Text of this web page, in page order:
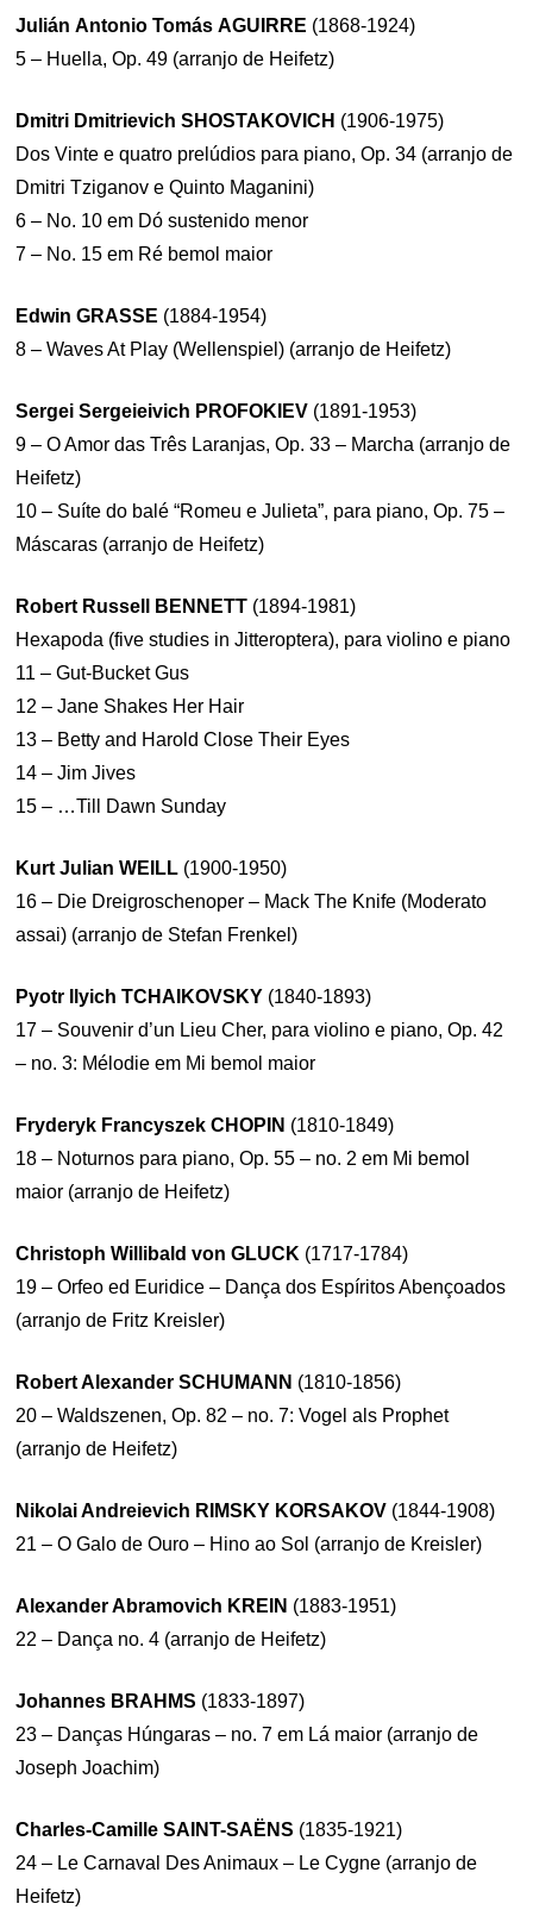
Julián Antonio Tomás AGUIRRE (1868-1924)
5 – Huella, Op. 49 (arranjo de Heifetz)
Dmitri Dmitrievich SHOSTAKOVICH (1906-1975)
Dos Vinte e quatro prelúdios para piano, Op. 34 (arranjo de
Dmitri Tziganov e Quinto Maganini)
6 – No. 10 em Dó sustenido menor
7 – No. 15 em Ré bemol maior
Edwin GRASSE (1884-1954)
8 – Waves At Play (Wellenspiel) (arranjo de Heifetz)
Sergei Sergeieivich PROFOKIEV (1891-1953)
9 – O Amor das Três Laranjas, Op. 33 – Marcha (arranjo de
Heifetz)
10 – Suíte do balé “Romeu e Julieta”, para piano, Op. 75 –
Máscaras (arranjo de Heifetz)
Robert Russell BENNETT (1894-1981)
Hexapoda (five studies in Jitteroptera), para violino e piano
11 – Gut-Bucket Gus
12 – Jane Shakes Her Hair
13 – Betty and Harold Close Their Eyes
14 – Jim Jives
15 – …Till Dawn Sunday
Kurt Julian WEILL (1900-1950)
16 – Die Dreigroschenoper – Mack The Knife (Moderato
assai) (arranjo de Stefan Frenkel)
Pyotr Ilyich TCHAIKOVSKY (1840-1893)
17 – Souvenir d’un Lieu Cher, para violino e piano, Op. 42
– no. 3: Mélodie em Mi bemol maior
Fryderyk Francyszek CHOPIN (1810-1849)
18 – Noturnos para piano, Op. 55 – no. 2 em Mi bemol
maior (arranjo de Heifetz)
Christoph Willibald von GLUCK (1717-1784)
19 – Orfeo ed Euridice – Dança dos Espíritos Abençoados
(arranjo de Fritz Kreisler)
Robert Alexander SCHUMANN (1810-1856)
20 – Waldszenen, Op. 82 – no. 7: Vogel als Prophet
(arranjo de Heifetz)
Nikolai Andreievich RIMSKY KORSAKOV (1844-1908)
21 – O Galo de Ouro – Hino ao Sol (arranjo de Kreisler)
Alexander Abramovich KREIN (1883-1951)
22 – Dança no. 4 (arranjo de Heifetz)
Johannes BRAHMS (1833-1897)
23 – Danças Húngaras – no. 7 em Lá maior (arranjo de
Joseph Joachim)
Charles-Camille SAINT-SAËNS (1835-1921)
24 – Le Carnaval Des Animaux – Le Cygne (arranjo de
Heifetz)